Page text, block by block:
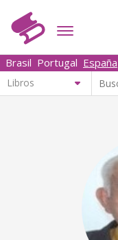
Brasil Portugal España